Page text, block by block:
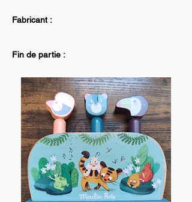
Fabricant :
Fin de partie :